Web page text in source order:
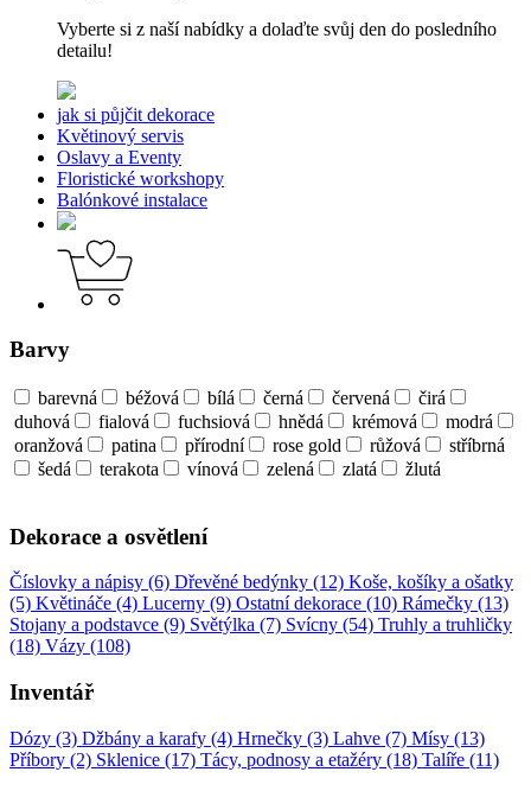
Vyberte si z naší nabídky a dolaďte svůj den do posledního
detailu!
jak si půjčit dekorace
Květinový servis
Oslavy a Eventy
Floristické workshopy
Balónkové instalace
Barvy
barevná béžová bílá černá červená
čirá
duhová
fialová fuchsiová hnědá krémová
modrá
oranžová
patina přírodní rose gold růžová
stříbrná
šedá
terakota vínová zelená zlatá žlutá
Dekorace a osvětlení
Číslovky a nápisy (6) Dřevěné bedýnky (12) Koše, košíky a ošatky
(5) Květináče (4) Lucerny (9) Ostatní dekorace (10) Rámečky (13)
Stojany a podstavce (9) Světýlka (7) Svícny (54) Truhly a truhličky
(18) Vázy (108)
Inventář
Dózy (3) Džbány a karafy (4) Hrnečky (3) Lahve (7) Mísy (13)
Příbory (2) Sklenice (17) Tácy, podnosy a etažéry (18) Talíře (11)